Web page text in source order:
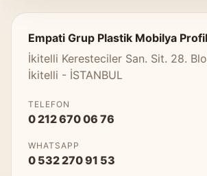
Empati Grup Plastik Mobilya
İkitelli Keresteciler San. Sit. 28.
İkitelli - İSTANBUL
TELEFON
0 212 670 06 76
WHATSAPP
0 532 270 91 53